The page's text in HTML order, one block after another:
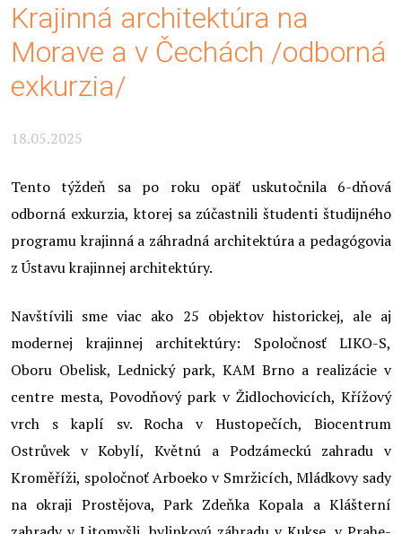
Krajinná architektúra na
Morave a v Čechách /odborná
exkurzia/
18.05.2025
Tento týždeň sa po roku opäť uskutočnila 6-dňová
odborná exkurzia, ktorej sa zúčastnili študenti študijného
programu krajinná a záhradná architektúra a pedagógovia
z Ústavu krajinnej architektúry.
Navštívili sme viac ako 25 objektov historickej, ale aj
modernej krajinnej architektúry: Spoločnosť LIKO-S,
Oboru Obelisk, Lednický park, KAM Brno a realizácie v
centre mesta, Povodňový park v Židlochovicích, Křížový
vrch s kaplí sv. Rocha v Hustopečích, Biocentrum
Ostrůvek v Kobylí, Květnú a Podzámeckú zahradu v
Kroměříži, spoločnoť Arboeko v Smržicích, Mládkovy sady
na okraji Prostějova, Park Zdeňka Kopala a Klášterní